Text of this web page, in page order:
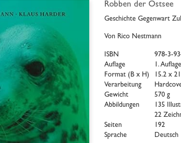
Robben der Ostsee
Geschichte Gegenwart
Von Rico Nestmann
ISBN
978-3-
Auflage
1.
Format (B x H)
15.2 x
Verarbeitung
Gewicht
570 g
Abbildungen
135
22
Seiten
192
Sprache
Deutsch